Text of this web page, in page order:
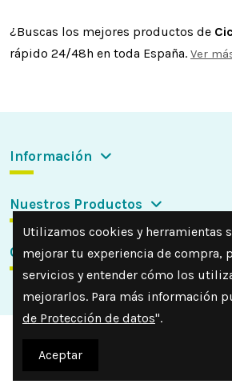
¿Buscas los mejores productos de
rápido 24/48h en toda España. Ver
Información
Nuestros Productos
Contactar con nosotros
Utilizamos cookies y herramientas
mejorar tu experiencia de compra,
servicios y entender cómo los
mejorarlos. Para más información
de Protección de datos".
Aceptar